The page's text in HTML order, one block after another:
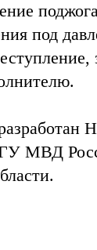
под
ГУ МВД